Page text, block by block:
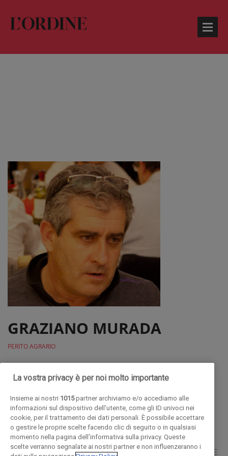
GRAZIANO MURADA
PERITO AGRARIO
Fondazione Fojanini nel 1982, inizialmente come tecnico
viticolo, con il compito di assistenza tecnica alle aziende.
Successivamente si è occupato di ricerca applicata per il
settore viticolo e piccoli frutti. Dal 2001 al 2006 è nominato
vicedirettore e dal 2007 assume il ruolo direttore della
struttura. E autore di numerosi articoli di carattere tecnico . E
La vostra privacy è per noi molto importante
Insieme ai nostri 1015partner archiviamo e/o accediamo alle
informazioni sul dispositivo dell'utente, come gli ID univoci nei
cookie, per il trattamento dei dati personali. È possibile accettare
o gestire le proprie scelte facendo clic di seguito o in qualsiasi
momento nella pagina dell'informativa sulla privacy. Queste
scelte verranno segnalate ai nostri partner e non influenzeranno i